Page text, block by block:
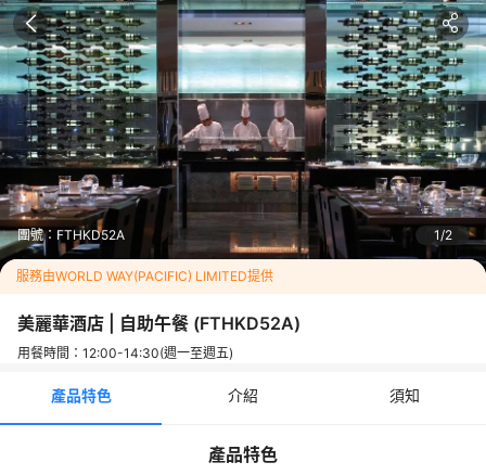
「喜越之泰」 供應時間：5月1至2日、5月25至31日、6月22至2
8日
越南與泰國料理之所以風靡全球，源於其獨特的味覺魅力—清新
與濃烈完美平衡，酸甜辣鮮巧妙融合。無論是越南菜的精致細
膩，還是泰國菜的奔放熱情，都因對新鮮香料與特色醬汁的嫻熟
運用而獨具一格。在這裡，您將開啟一場充滿異域風情的味覺之
旅，感受東南亞美食的無限可能。
「星馬尋味之旅」供應時間：5月11至17日、6月8至13日
沿著古老的香料之路，穿越西安、中亞至中東，展開一趟洋溢炙
烤香氣與溫潤燉煮風味的味覺旅程——數百年來，那繽紛喧鬧的
市集，一直吸引著風塵僕僕的旅人駐足尋味。體驗以手扯陝西扯
麵與蘭州牛肉湯麵為軸心，搭配香氣撲鼻的羊肉料理、特色烤肉
串及新疆大盤雞。同時，波斯香料烤羊腿、中東香草薄餅，以及
沁透玫瑰芳香的甜點，將為這趟豐盛、暖潤且充滿異國風情的饗
宴，添上圓滿句點。
至7日、6月29至30日
重溫經典港味，品味匠心升級！我們精心呈獻廣式點心盛宴，搭
配主廚特制招牌菜式——避風塘風味香辣蒜蓉炒蝦、無限量供應
的京式片皮鴨配薄餅及海鮮醬等經典美饌。讓熟悉的味道，以全
1 2
團號： FTHKD52A
服務由WORLD WAY(PACIFIC) LIMITED提供
美麗華酒店 | 自助午餐 (FTHKD52A)
用餐時間：12:00-14:30(週一至週五)
產品特色 介紹 須知
產品特色